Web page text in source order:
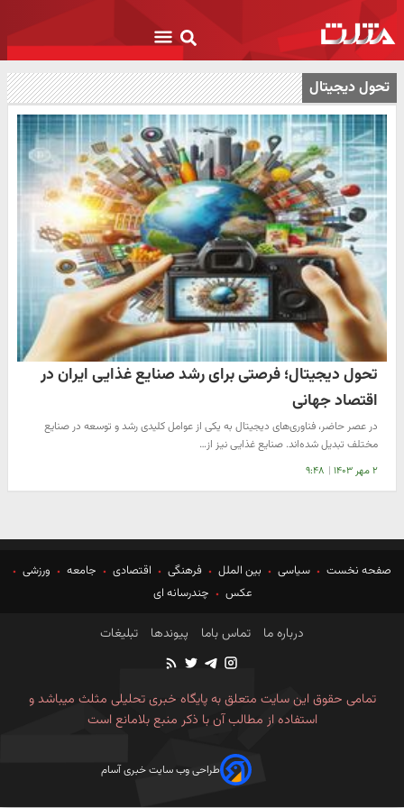
تحول دیجیتال
تحول دیجیتال؛ فرصتی برای رشد صنایع غذایی ایران در
اقتصاد جهانی
در عصر حاضر، فناوری‌های دیجیتال به یکی از عوامل کلیدی رشد و توسعه در صنایع
مختلف تبدیل شده‌اند. صنایع غذایی نیز از…
۲ مهر ۱۴۰۳ | ۹:۴۸
صفحه نخست سیاسی بین الملل فرهنگی اقتصادی جامعه
ورزشی
عکس
چندرسانه ای
درباره ما تماس باما پیوندها تبلیغات
تمامی حقوق این سایت متعلق به پایگاه خبری تحلیلی مثلث میباشد و
استفاده از مطالب آن با ذکر منبع بلامانع است
طراحی وب سایت خبری آسام